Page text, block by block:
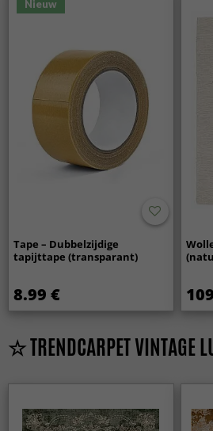
Nieuw
Tape – Dubbelzijdige
tapijttape (transparant)
8.99 €
☆ TRENDCARPET VINTAGE